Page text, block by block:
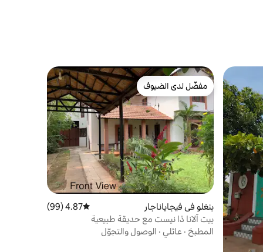
مفضّل لدى الضيوف
مفضّل لدى الضيوف
بنغلو في فيجاياناجار متوسط التقييم 4.87 من 5، 99 مراجعات
4.87 (99)
بيت آلانا ذا نيست مع حديقة طبيعية
المطبخ · عائلي · الوصول والتجوّل